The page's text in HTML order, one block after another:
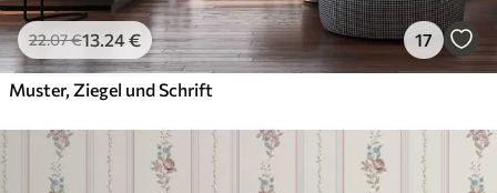
22.07€13.24€ 17
Muster, Ziegel und Schrift